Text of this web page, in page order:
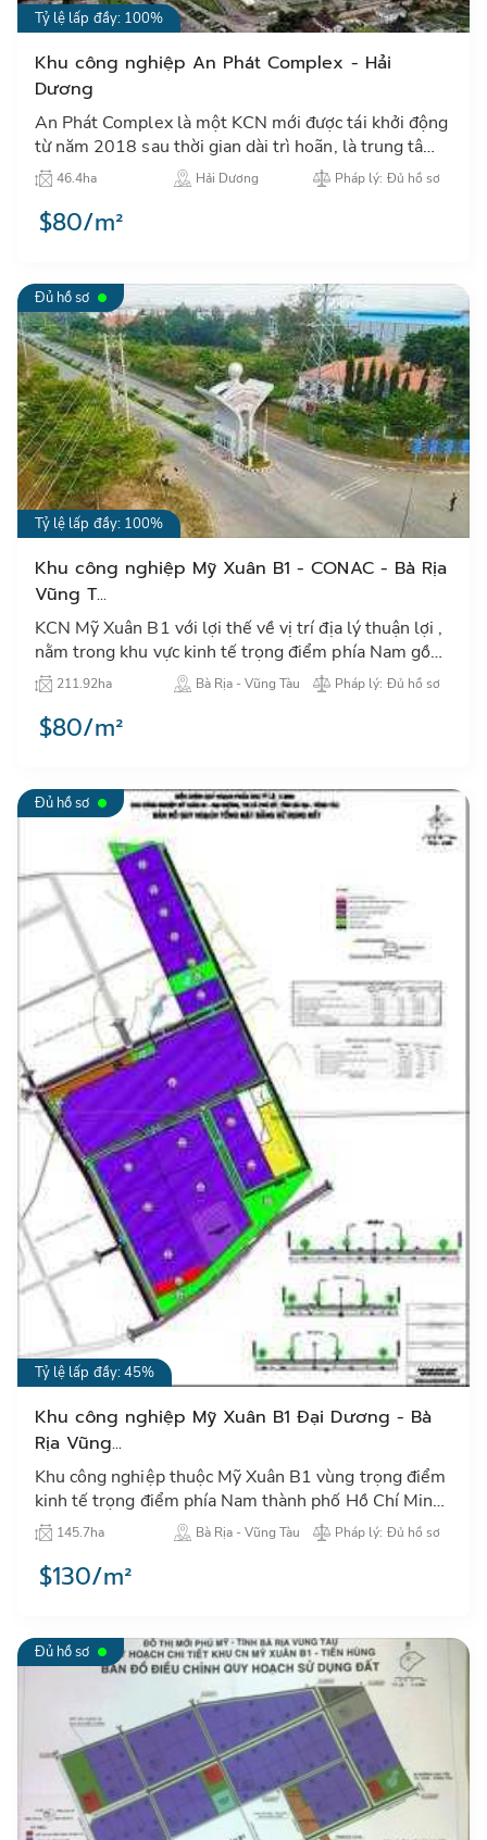
Tỷ lệ lấp đầy: 100%
Khu công nghiệp An Phát Complex - Hải
Dương
An Phát Complex là một KCN mới được tái khởi động
từ năm 2018 sau thời gian dài trì hoãn, là trung tâm
thu hút đầu tư công nghiệp tại khu vực thành phố Hải
Dươn…
46.4ha Hải Dương Pháp lý: Đủ hồ sơ
$80/m²
Đủ hồ sơ
Tỷ lệ lấp đầy: 100%
Khu công nghiệp Mỹ Xuân B1 - CONAC - Bà Rịa
Vũng T...
KCN Mỹ Xuân B1 với lợi thế về vị trí địa lý thuận lợi ,
nằm trong khu vực kinh tế trọng điểm phía Nam gồm
Tp. Hồ Chí Minh, Đồng Nai, Bình Dương, Bà Rịa -
Vũng T…
211.92ha Bà Rịa - Vũng Tàu Pháp lý: Đủ hồ sơ
$80/m²
Đủ hồ sơ
Tỷ lệ lấp đầy: 45%
Khu công nghiệp Mỹ Xuân B1 Đại Dương - Bà
Rịa Vũng...
Khu công nghiệp thuộc Mỹ Xuân B1 vùng trọng điểm
kinh tế trọng điểm phía Nam thành phố Hồ Chí Minh
- Đồng Nai - Bà Rịa Vũng Tàu - Bình Dương.…
145.7ha Bà Rịa - Vũng Tàu Pháp lý: Đủ hồ sơ
$130/m²
Đủ hồ sơ